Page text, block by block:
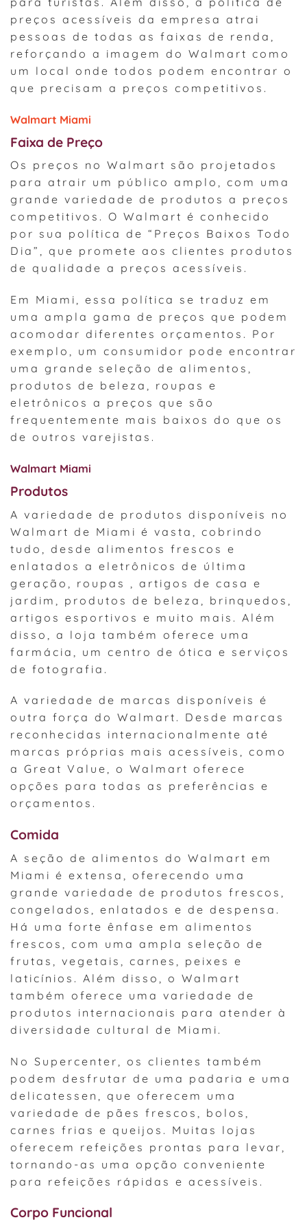
preços acessíveis da empresa atrai
pessoas de todas as faixas de renda,
reforçando a imagem do Walmart como
um local onde todos podem encontrar o
que precisam a preços competitivos.
Walmart Miami
Faixa de Preço
Os preços no Walmart são projetados
para atrair um público amplo, com uma
grande variedade de produtos a preços
competitivos. O Walmart é conhecido
por sua política de “Preços Baixos Todo
Dia”, que promete aos clientes produtos
de qualidade a preços acessíveis.
Em Miami, essa política se traduz em
uma ampla gama de preços que podem
acomodar diferentes orçamentos. Por
exemplo, um consumidor pode encontrar
uma grande seleção de alimentos,
produtos de beleza, roupas e
eletrônicos a preços que são
frequentemente mais baixos do que os
de outros varejistas.
Walmart Miami
Produtos
A variedade de produtos disponíveis no
Walmart de Miami é vasta, cobrindo
tudo, desde alimentos frescos e
enlatados a eletrônicos de última
geração, roupas , artigos de casa e
jardim, produtos de beleza, brinquedos,
artigos esportivos e muito mais. Além
disso, a loja também oferece uma
farmácia, um centro de ótica e serviços
de fotografia.
A variedade de marcas disponíveis é
outra força do Walmart. Desde marcas
reconhecidas internacionalmente até
marcas próprias mais acessíveis, como
a Great Value, o Walmart oferece
opções para todas as preferências e
orçamentos.
Comida
A seção de alimentos do Walmart em
Miami é extensa, oferecendo uma
grande variedade de produtos frescos,
congelados, enlatados e de despensa.
Há uma forte ênfase em alimentos
frescos, com uma ampla seleção de
frutas, vegetais, carnes, peixes e
laticínios. Além disso, o Walmart
também oferece uma variedade de
produtos internacionais para atender à
diversidade cultural de Miami.
No Supercenter, os clientes também
podem desfrutar de uma padaria e uma
delicatessen, que oferecem uma
variedade de pães frescos, bolos,
carnes frias e queijos. Muitas lojas
oferecem refeições prontas para levar,
tornando-as uma opção conveniente
para refeições rápidas e acessíveis.
Corpo Funcional